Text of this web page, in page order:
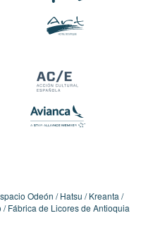
Odeón Hatsu
Kreanta
Fábrica de Licores de Antioquia